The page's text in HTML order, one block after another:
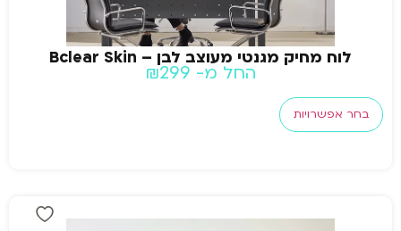
לוח מחיק מגנטי מעוצב לבן – Bclear Skin
החל מ- ₪299
בחר אפשרויות